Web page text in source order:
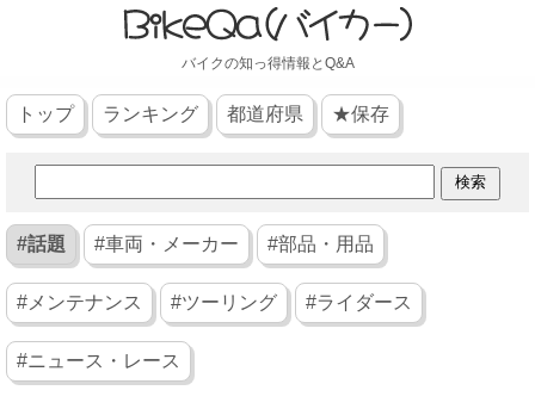
バイクの知っ得情報とQ&A
トップ ランキング 都道府県 ★保存
#話題 #車両・メーカー #部品・用品
#メンテナンス #ツーリング #ライダース
#ニュース・レース